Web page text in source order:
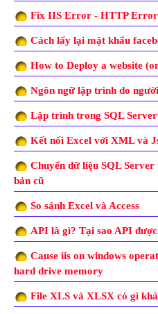
Fix IIS Error - HTTP Error
Cách lấy lại mật khẩu
How to Deploy a website
Ngôn ngữ lập trình do
Lập trình trong SQL Server
Kết nối Excel với XML và
Chuyển dữ liệu SQL
bản cũ
So sánh Excel và Access
API là gì? Tại sao API
Cause iis on windows
hard drive memory
File XLS và XLSX có gì